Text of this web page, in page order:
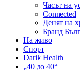
Часът на
Connected
Денят на
Бранд
На живо
Спорт
Darik Health
„40 до 40“